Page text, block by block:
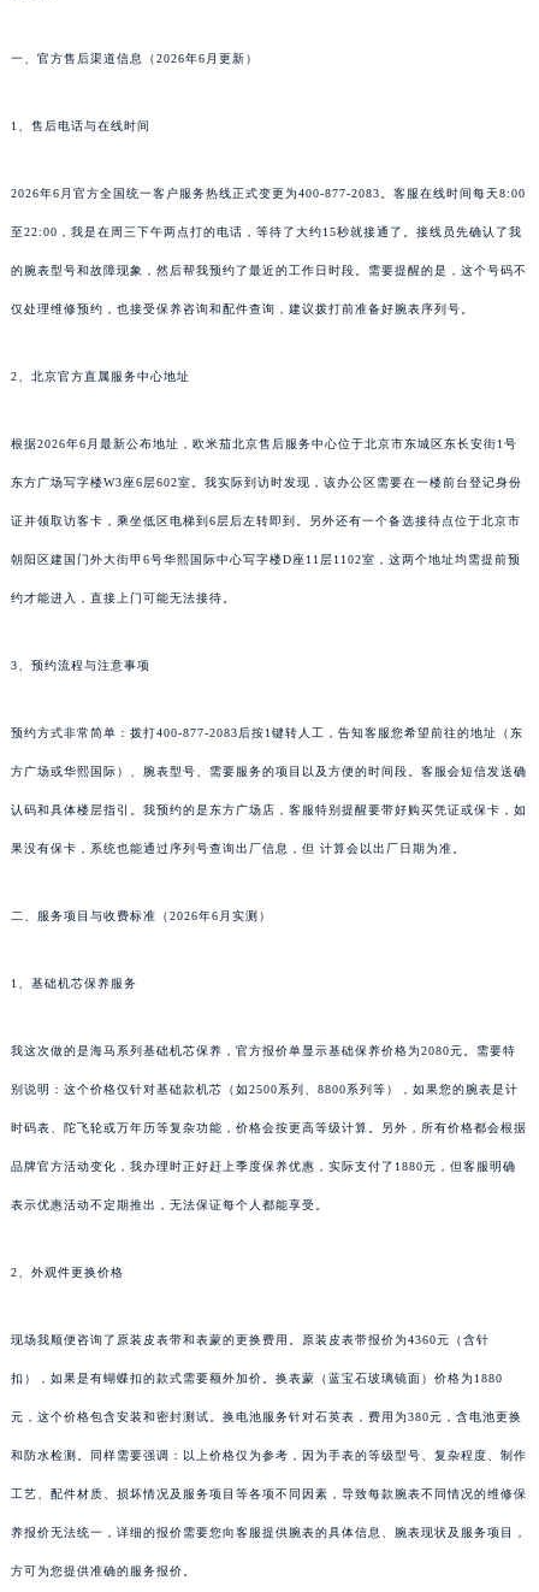
一、官方售后渠道信息（2026年6月更新）
1、售后电话与在线时间
2026年6月官方全国统一客户服务热线正式变更为400-877-2083。客服在线时间每天8:00
至22:00，我是在周三下午两点打的电话，等待了大约15秒就接通了。接线员先确认了我
的腕表型号和故障现象，然后帮我预约了最近的工作日时段。需要提醒的是，这个号码不
仅处理维修预约，也接受保养咨询和配件查询，建议拨打前准备好腕表序列号。
2、北京官方直属服务中心地址
根据2026年6月最新公布地址，欧米茄北京售后服务中心位于北京市东城区东长安街1号
东方广场写字楼W3座6层602室。我实际到访时发现，该办公区需要在一楼前台登记身份
证并领取访客卡，乘坐低区电梯到6层后左转即到。另外还有一个备选接待点位于北京市
朝阳区建国门外大街甲6号华熙国际中心写字楼D座11层1102室，这两个地址均需提前预
约才能进入，直接上门可能无法接待。
3、预约流程与注意事项
预约方式非常简单：拨打400-877-2083后按1键转人工，告知客服您希望前往的地址（东
方广场或华熙国际）、腕表型号、需要服务的项目以及方便的时间段。客服会短信发送确
认码和具体楼层指引。我预约的是东方广场店，客服特别提醒要带好购买凭证或保卡，如
果没有保卡，系统也能通过序列号查询出厂信息，但 计算会以出厂日期为准。
二、服务项目与收费标准（2026年6月实测）
1、基础机芯保养服务
我这次做的是海马系列基础机芯保养，官方报价单显示基础保养价格为2080元。需要特
别说明：这个价格仅针对基础款机芯（如2500系列、8800系列等），如果您的腕表是计
时码表、陀飞轮或万年历等复杂功能，价格会按更高等级计算。另外，所有价格都会根据
品牌官方活动变化，我办理时正好赶上季度保养优惠，实际支付了1880元，但客服明确
表示优惠活动不定期推出，无法保证每个人都能享受。
2、外观件更换价格
现场我顺便咨询了原装皮表带和表蒙的更换费用。原装皮表带报价为4360元（含针
扣），如果是有蝴蝶扣的款式需要额外加价。换表蒙（蓝宝石玻璃镜面）价格为1880
元，这个价格包含安装和密封测试。换电池服务针对石英表，费用为380元，含电池更换
和防水检测。同样需要强调：以上价格仅为参考，因为手表的等级型号、复杂程度、制作
工艺、配件材质、损坏情况及服务项目等各项不同因素，导致每款腕表不同情况的维修保
养报价无法统一，详细的报价需要您向客服提供腕表的具体信息、腕表现状及服务项目，
方可为您提供准确的服务报价。